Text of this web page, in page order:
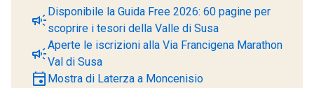
campaignDisponibile la Guida Free 2026: 60 pagine per
scoprire i tesori della Valle di Susa
campaignAperte le iscrizioni alla Via Francigena Marathon
Val di Susa
event Mostra di Laterza a Moncenisio